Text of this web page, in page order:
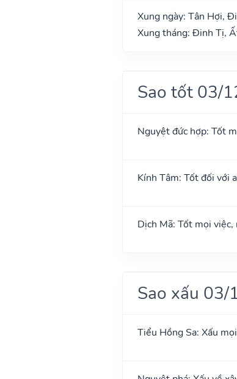
Xung ngày: Tân Hợi,
Xung tháng: Đinh Tị,
Sao tốt 03/
Nguyệt đức hợp: Tốt
Kính Tâm: Tốt đối với
Dịch Mã: Tốt mọi
Sao xấu
Tiểu Hồng Sa: Xấu